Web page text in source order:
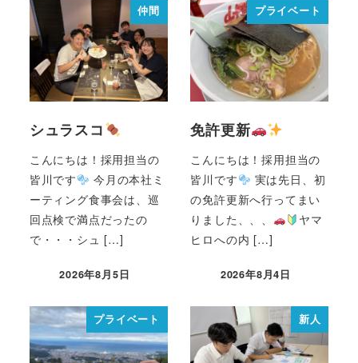
仲間
シュラスコ
こんにちは！採用担当の
皆川です
今月の本社ミ
ーティング食事会は、巡
回点検で満点だったの
で・・・シュ […]
2026年8月5日
プライベート
免許更新
こんにちは！採用担当の
皆川です
実は先日、初
の免許更新へ行ってまい
りました、、、
ヤマ
ヒロへの内 […]
2026年8月4日
プライベート 新人